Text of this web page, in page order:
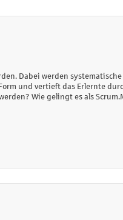
Dabei werden
und vertieft das Erlernte
Wie gelingt es als